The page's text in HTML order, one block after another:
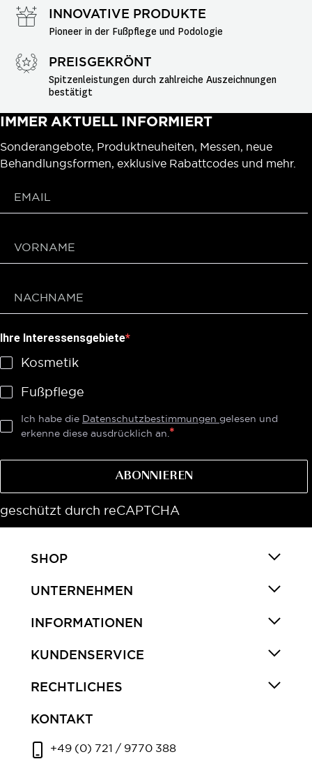
INNOVATIVE PRODUKTE
Pioneer in der Fußpflege und Podologie
PREISGEKRÖNT
Spitzenleistungen durch zahlreiche Auszeichnungen
bestätigt
IMMER AKTUELL INFORMIERT
Sonderangebote, Produktneuheiten, Messen, neue
Behandlungsformen, exklusive Rabattcodes und mehr.
Ihre Interessensgebiete
Kosmetik
Fußpflege
Ich habe die Datenschutzbestimmungen gelesen und
erkenne diese ausdrücklich an.
ABONNIEREN
geschützt durch reCAPTCHA
SHOP
UNTERNEHMEN
INFORMATIONEN
KUNDENSERVICE
RECHTLICHES
KONTAKT
+49 (0) 721 / 9770 388